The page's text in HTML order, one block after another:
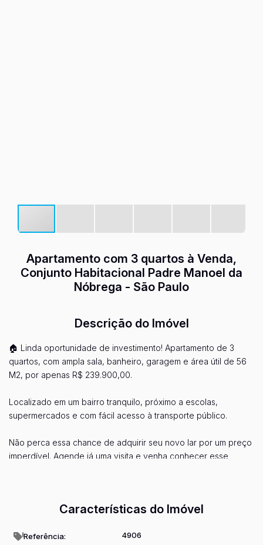
Apartamento com 3 quartos à Venda,
Conjunto Habitacional Padre Manoel da
Nóbrega - São Paulo
Descrição do Imóvel
🏠 Linda oportunidade de investimento! Apartamento de 3
quartos, com ampla sala, banheiro, garagem e área útil de 56
M2, por apenas R$ 239.900,00.
Localizado em um bairro tranquilo, próximo a escolas,
supermercados e com fácil acesso à transporte público.
Não perca essa chance de adquirir seu novo lar por um preço
imperdível. Agende já uma visita e venha conhecer esse
Características do Imóvel
Referência: 4906